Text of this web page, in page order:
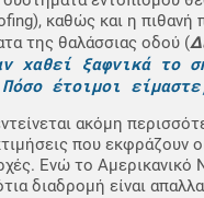
καθώς και η πιθανή
της θαλάσσιας οδού (
χαθεί ξαφνικά το
έτοιμοι
ακόμη
που εκφράζουν
Ενώ το Αμερικανικό
διαδρομή είναι